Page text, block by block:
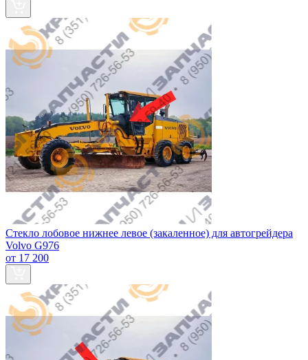
Стекло лобовое нижнее левое (закаленное) для автогрейдера
Volvo G976
от 17 200